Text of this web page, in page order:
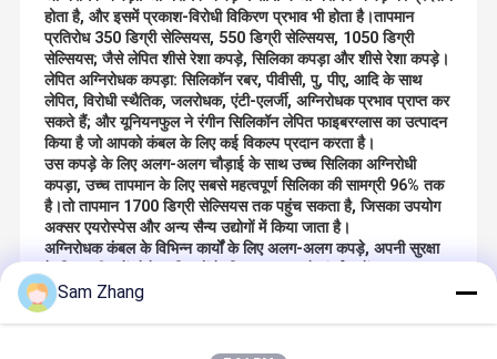
होता है, और इसमें प्रकाश-विरोधी विकिरण प्रभाव भी होता है।तापमान
प्रतिरोध 350 डिग्री सेल्सियस, 550 डिग्री सेल्सियस, 1050 डिग्री
सेल्सियस; जैसे लेपित शीसे रेशा कपड़े, सिलिका कपड़ा और शीसे रेशा कपड़े।
लेपित अग्निरोधक कपड़ा: सिलिकॉन रबर, पीवीसी, पु, पीए, आदि के साथ
लेपित, विरोधी स्थैतिक, जलरोधक, एंटी-एलर्जी, अग्निरोधक प्रभाव प्राप्त कर
सकते हैं; और यूनियनफुल ने रंगीन सिलिकॉन लेपित फाइबरग्लास का उत्पादन
किया है जो आपको कंबल के लिए कई विकल्प प्रदान करता है।
उस कपड़े के लिए अलग-अलग चौड़ाई के साथ उच्च सिलिका अग्निरोधी
कपड़ा, उच्च तापमान के लिए सबसे महत्वपूर्ण सिलिका की सामग्री 96% तक
है।तो तापमान 1700 डिग्री सेल्सियस तक पहुंच सकता है, जिसका उपयोग
अक्सर एयरोस्पेस और अन्य सैन्य उद्योगों में किया जाता है।
अग्निरोधक कंबल के विभिन्न कार्यों के लिए अलग-अलग कपड़े, अपनी सुरक्षा
के लिए सही चुनें, पेशेवर विचारों के लिए कृपया हमसे संपर्क करें।
Sam Zhang